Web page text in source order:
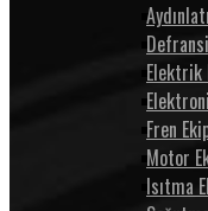
Elektrik
Fren
Motor
Isıtma